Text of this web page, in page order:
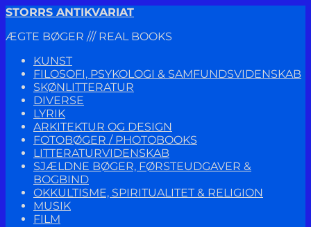
Spring
navigation
Spring
indhold
STORRS ANTIKVARIAT
ÆGTE BØGER /// REAL BOOKS
KUNST
FILOSOFI, PSYKOLOGI & SAMFUNDSVIDENSKAB
SKØNLITTERATUR
DIVERSE
LYRIK
ARKITEKTUR OG DESIGN
FOTOBØGER / PHOTOBOOKS
LITTERATURVIDENSKAB
SJÆLDNE BØGER, FØRSTEUDGAVER &
BOGBIND
OKKULTISME, SPIRITUALITET & RELIGION
MUSIK
FILM